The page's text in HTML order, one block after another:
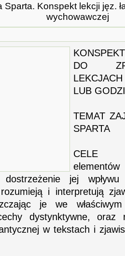
Sparta. Konspekt lekcji jęz.
wychowawczej
DO
LUB
TEMAT
SPARTA
CELE
jej
i interpretują
je we
dystynktywne, oraz
w tekstach i